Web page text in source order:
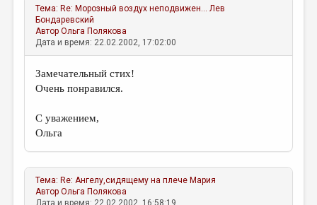
АВТОРЫ
КОММЕНТАРИИ
ЛИТСАЛОН
НОВОСТИ
ОТДЕЛЫ И РУБРИКИ
ДАЙДЖЕСТ
Тема: Re: Морозный воздух неподвижен... Лев
Бондаревский
АвторОльга Полякова
Дата и время: 22.02.2002, 17:02:00
Замечательный стих!
Очень понравился.
С уважением,
Ольга
Тема: Re: Ангелу,сидящему на плече Мария
АвторОльга Полякова
Дата и время: 22.02.2002, 16:58:19